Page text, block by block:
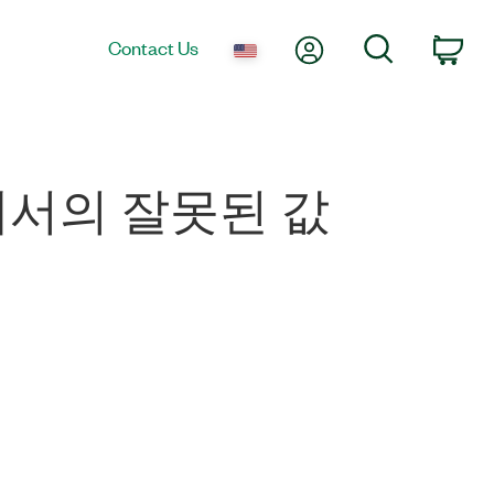
Contact Us My AccountSearch
의 잘못된 값